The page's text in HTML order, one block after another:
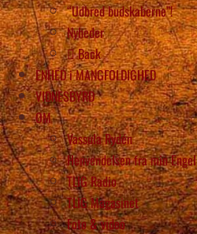
“Udbred budskaberne”!
Nyheder
Back
ENHED i MANGFOLDIGHED
VIDNESBYRD
OM
Vassula Rydén
Henvendelsen fra min Engel
TLIG Radio
TLIG Magasinet
Foto & video